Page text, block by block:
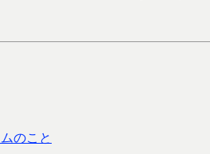
のこと